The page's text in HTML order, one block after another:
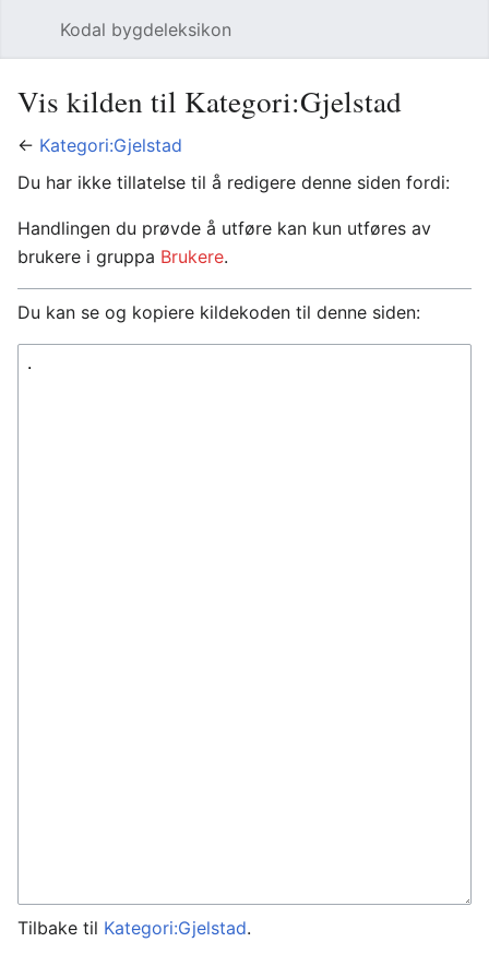
Kodal bygdeleksikon
Vis kilden til Kategori:Gjelstad
← Kategori:Gjelstad
Du har ikke tillatelse til å redigere denne siden fordi:
Handlingen du prøvde å utføre kan kun utføres av
brukere i gruppa Brukere.
Du kan se og kopiere kildekoden til denne siden:
Tilbake til Kategori:Gjelstad.